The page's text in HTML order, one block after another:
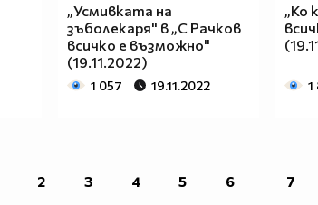
„Усмивката на
зъболекаря" в „С Рачков
всичко е възможно"
(19.11.2022)
1 057 19.11.2022
„Ко
1
2 3 4 5 6 7